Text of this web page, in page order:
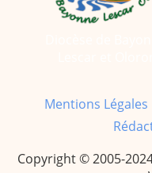
Mentions Légales
Copyright © 2005-